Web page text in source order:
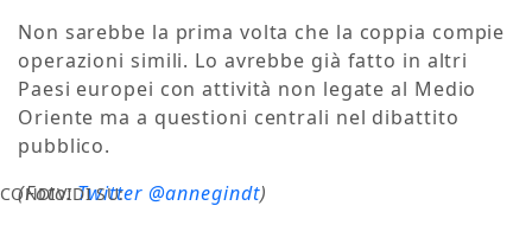
Non sarebbe la prima volta che la coppia compie
operazioni simili. Lo avrebbe già fatto in altri
Paesi europei con attività non legate al Medio
Oriente ma a questioni centrali nel dibattito
pubblico.
(Foto:Twitter @annegindt)
CONDIVIDI SU: